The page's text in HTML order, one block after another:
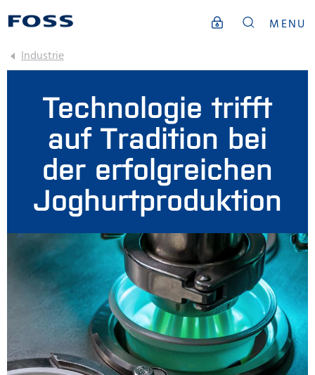
MENU
Industrie
Technologie trifft
auf Tradition bei
der erfolgreichen
Joghurtproduktion